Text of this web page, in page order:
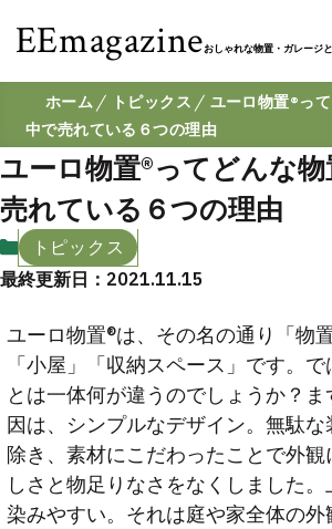
EEmagazineおしゃれな物置・ガレージ
ホーム トピックス
ユーロ物置®️っ
中で売れている６つの理由
ユーロ物置®️ってどんな
売れている６つの理由
トピックス
最終更新日：2021.11.15
ユーロ物置®は、その名の通り「物
「小屋」「収納スペース」です。
とは一体何が違うのでしょうか？
因は、シンプルなデザイン。無駄な
除き、素材にこだわったことで外
しさと物足りなさをなくしました
染みやすい。それは庭や家全体の外